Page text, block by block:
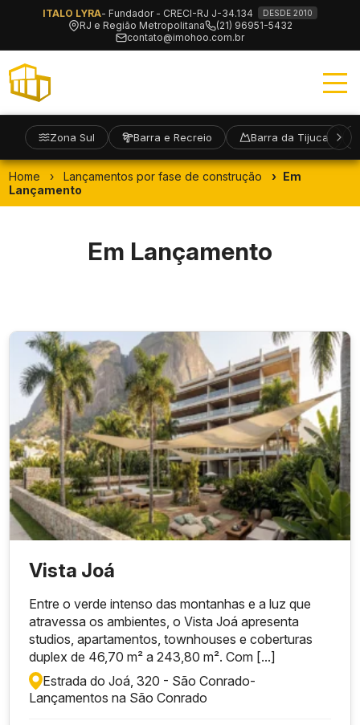
ITALO LYRA- Fundador - CRECI-RJ J-34.134 DESDE 2010
RJ e Região Metropolitana
(21) 96951-5432
contato@imohoo.com.br
Zona Sul Barra e Recreio Barra da Tijuca
Home Lançamentos por fase de construção
Em
Lançamento
Em Lançamento
Vista Joá
Entre o verde intenso das montanhas e a luz que
atravessa os ambientes, o Vista Joá apresenta
studios, apartamentos, townhouses e coberturas
duplex de 46,70 m² a 243,80 m². Com [...]
Estrada do Joá, 320 - São Conrado-
Lançamentos na São Conrado